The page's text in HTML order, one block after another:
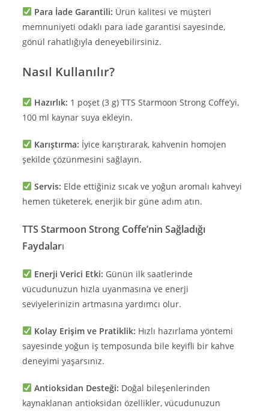
Para İade Garantili: Ürün kalitesi ve müşteri
memnuniyeti odaklı para iade garantisi sayesinde,
gönül rahatlığıyla deneyebilirsiniz.
Nasıl Kullanılır?
Hazırlık: 1 poşet (3 g) TTS Starmoon Strong Coffe’yi,
100 ml kaynar suya ekleyin.
Karıştırma: İyice karıştırarak, kahvenin homojen
şekilde çözünmesini sağlayın.
Servis: Elde ettiğiniz sıcak ve yoğun aromalı kahveyi
hemen tüketerek, enerjik bir güne adım atın.
TTS Starmoon Strong Coffe’nin Sağladığı
Faydaları
Enerji Verici Etki: Günün ilk saatlerinde
vücudunuzun hızla uyanmasına ve enerji
seviyelerinizin artmasına yardımcı olur.
Kolay Erişim ve Pratiklik: Hızlı hazırlama yöntemi
sayesinde yoğun iş temposunda bile keyifli bir kahve
deneyimi yaşarsınız.
Antioksidan Desteği: Doğal bileşenlerinden
kaynaklanan antioksidan özellikler, vücudunuzun